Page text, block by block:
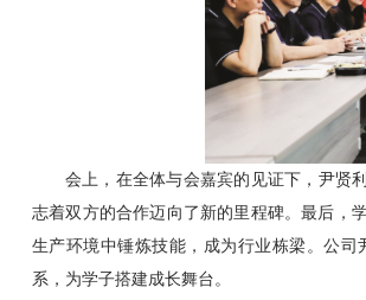
会上，在全体与会嘉宾的见证下，尹贤
志着双方的合作迈向了新的里程碑。最后，
生产环境中锤炼技能，成为行业栋梁。公
系，为学子搭建成长舞台。